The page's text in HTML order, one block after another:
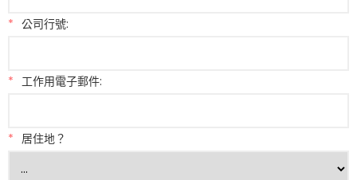
* 公司行號:
* 工作用電子郵件:
* 居住地？